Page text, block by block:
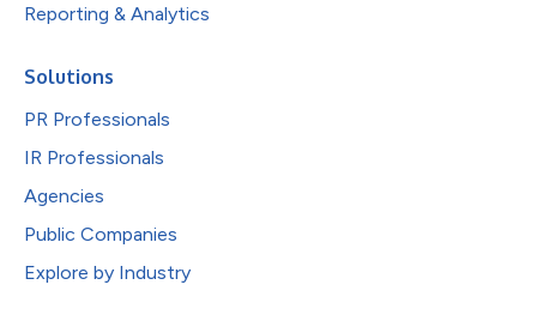
Reporting & Analytics
Solutions
PR Professionals
IR Professionals
Agencies
Public Companies
Explore by Industry